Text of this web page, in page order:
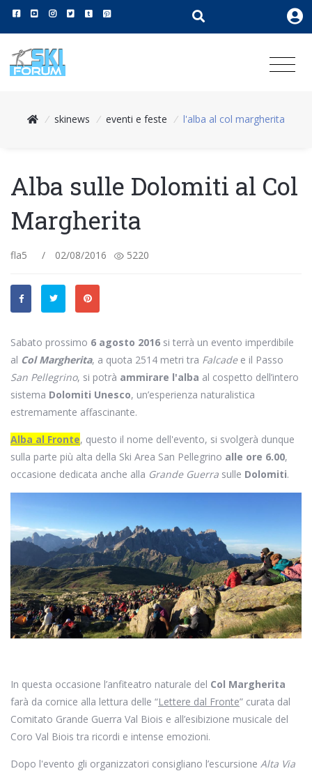
/ skinews / eventi e feste / l'alba al col margherita
Alba sulle Dolomiti al Col
Margherita
fla5 / 02/08/2016 5220
Sabato prossimo 6 agosto 2016 si terrà un evento imperdibile
al Col Margherita, a quota 2514 metri tra Falcadee il Passo
San Pellegrino, si potrà ammirare l'alba al cospetto dell’intero
sistema Dolomiti Unesco, un’esperienza naturalistica
estremamente affascinante.
Alba al Fronte, questo il nome dell'evento, si svolgerà dunque
sulla parte più alta della Ski Area San Pellegrino alle ore 6.00,
occasione dedicata anche alla Grande Guerra sulle Dolomiti.
In questa occasione l’anfiteatro naturale del Col Margherita
farà da cornice alla lettura delle “Lettere dal Fronte” curata dal
Comitato Grande Guerra Val Biois e all’esibizione musicale del
Coro Val Biois tra ricordi e intense emozioni.
Dopo l'evento gli organizzatori consigliano l’escursione Alta Via